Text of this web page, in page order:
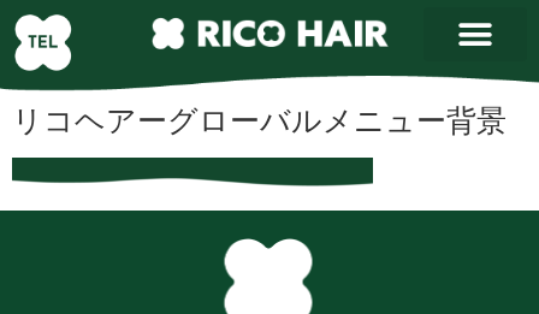
リコヘアーグローバルメニュー背景